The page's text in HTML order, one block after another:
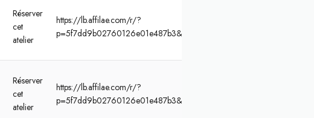
Réserver
cet
atelier
https://lb.affilae.com/r/?
Réserver
cet
atelier
https://lb.affilae.com/r/?